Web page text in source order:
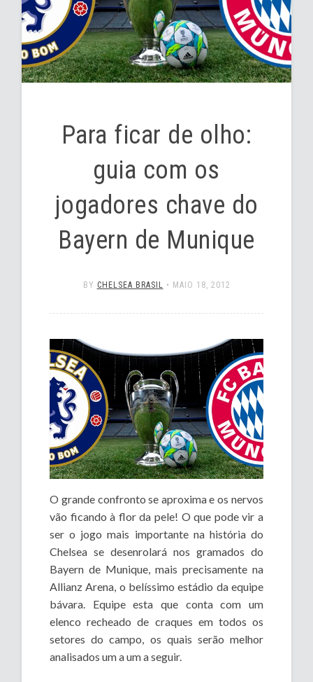
Para ficar de olho:
guia com os
jogadores chave do
Bayern de Munique
BY CHELSEA BRASIL • MAIO 18, 2012
O grande confronto se aproxima e os nervos
vão ficando à flor da pele! O que pode vir a
ser o jogo mais importante na história do
Chelsea se desenrolará nos gramados do
Bayern de Munique, mais precisamente na
Allianz Arena, o belíssimo estádio da equipe
bávara. Equipe esta que conta com um
elenco recheado de craques em todos os
setores do campo, os quais serão melhor
analisados um a um a seguir.